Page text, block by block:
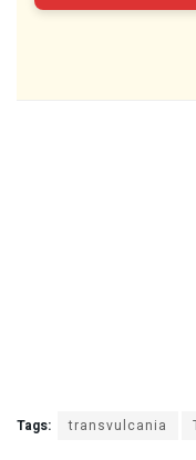
Tags: transvulcania